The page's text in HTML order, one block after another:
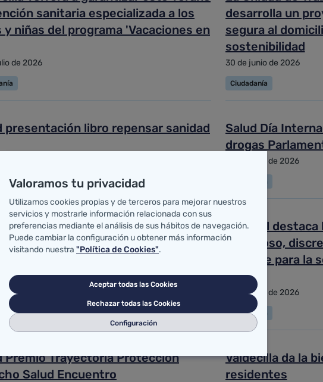
sanitaria especializada a los
y niñas del programa 'Vacaciones en
de 2026
desarrolla un
segura al
sostenibilidad
30 de junio de 2026
Ciudadanía
presentación libro repensar sanidad
de 2026
Salud Día
drogas
29 de junio de 2026
Cantabria ha iniciado la fase de
y anuncia la creación de su
de Participación Ciudadana
de 2026
Pascual destaca
silencioso,
invisible para la
CARS
26 de junio de 2026
Ciudadanía
Premio Trayectoria Protección
Salud Encuentro
Valdecilla da la
residentes
Valoramos tu privacidad
Utilizamos cookies propias y de terceros para mejorar nuestros
servicios y mostrarle información relacionada con sus
preferencias mediante el análisis de sus hábitos de navegación.
Puede cambiar la configuración u obtener más información
visitando nuestra "Política de Cookies".
Aceptar todas las Cookies
Rechazar todas las Cookies
Configuración